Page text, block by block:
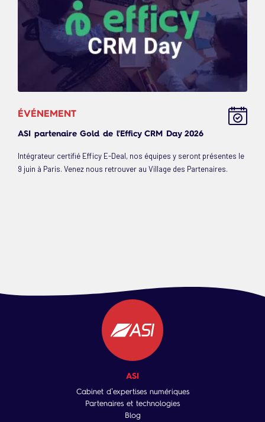
ÉVÉNEMENT
ASI partenaire Gold de l'Efficy CRM Day 2026
Intégrateur certifié Efficy E-Deal, nos équipes y seront présentes le
9 juin à Paris. Venez nous retrouver au Village des Partenaires.
ASI
Cabinet d’expertises numériques
Partenaires et technologies
Blog